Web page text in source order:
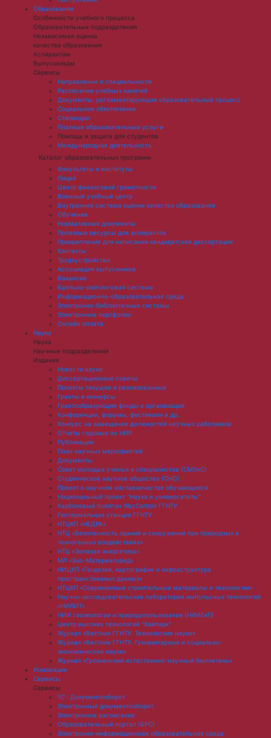
Образование
Особенности учебного процесса
Образовательные подразделения
Независимая оценка
качества образования
Аспирантам
Выпускникам
Сервисы
Направления и специальности
Расписание учебных занятий
Документы, регламентирующие образовательный процесс
Социальное обеспечение
Стипендии
Платные образовательные услуги
Помощь и защита для студентов
Международная деятельность
Каталог образовательных программ
Факультеты и институты
Лицей
Центр финансовой грамотности
Военный учебный центр
Внутренняя система оценки качества образования
Обучение
Нормативные документы
Полезные ресурсы для аспирантов
Прикрепление для написания кандидатской диссертации
Контакты
Трудоустройство
Ассоциация выпускников
Вакансии
Балльно-рейтинговая система
Информационно-образовательная среда
Электронно-библиотечные системы
Электронное портфолио
Онлайн оплата
Наука
Наука
Научные подразделения
Издания
Новости науки
Диссертационные советы
Проекты текущие и реализованные
Гранты и конкурсы
Грантообразующие фонды и организации
Конференции, форумы, фестивали и др.
Конкурс на замещение должностей научных работников
Отчеты годовые по НИР
Публикации
План научныx мероприятий
Документы
Совет молодых ученых и специалистов (СМУиС)
Студенческое научное общество (СНО)
Проект о научном наставничестве обучающихся
Национальный проект "Наука и университеты"
Карбоновый полигон WayCarbon ГГНТУ
Геотермальная станция ГГНТУ
НТЦКП «НЕДРА»
НТЦ «Безопасность зданий и сооружений при природных и
техногенных воздействиях»
НТЦ «Зеленая энергетика»
МЛ «Эко-Материаловед»
НИЦКП «Геодезия, картография и инфраструктура
пространственных данных»
НТЦКП «Современные строительные материалы и технологии»
Научно-исследовательская лаборатория импульсных технологий
«НИЛИТ»
НИИ геоэкологии и природопользования (НИИГиП)
Центр высоких технологий "Хайпарк"
Журнал «Вестник ГГНТУ. Технические науки»
Журнал «Вестник ГГНТУ. Гуманитарные и социально-
экономические науки»
Журнал «Грозненский естественно-научный бюллетень»
Инновации
Сервисы
Сервисы
1С : Документооборот
Электронный документооборот
Электронное расписание
Образовательный портал (БРС)
Электронно-информационная образовательная среда